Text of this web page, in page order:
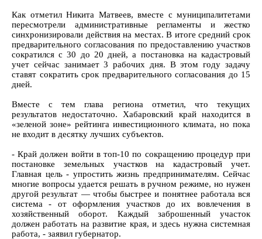
Как отметил Никита Матвеев, вместе с муниципалитетами
пересмотрели административные регламенты и жестко
синхронизировали действия на местах. В итоге средний срок
предварительного согласования по предоставлению участков
сократился с 30 до 20 дней, а постановка на кадастровый
учет сейчас занимает 3 рабочих дня. В этом году задачу
ставят сократить срок предварительного согласования до 15
дней.
Вместе с тем глава региона отметил, что текущих
результатов недостаточно. Хабаровский край находится в
«зеленой зоне» рейтинга инвестиционного климата, но пока
не входит в десятку лучших субъектов.
- Край должен войти в топ-10 по сокращению процедур при
постановке земельных участков на кадастровый учет.
Главная цель - упростить жизнь предпринимателям. Сейчас
многие вопросы удается решать в ручном режиме, но нужен
другой результат — чтобы быстрее и понятнее работала вся
система - от оформления участков до их вовлечения в
хозяйственный оборот. Каждый заброшенный участок
должен работать на развитие края, и здесь нужна системная
работа, - заявил губернатор.